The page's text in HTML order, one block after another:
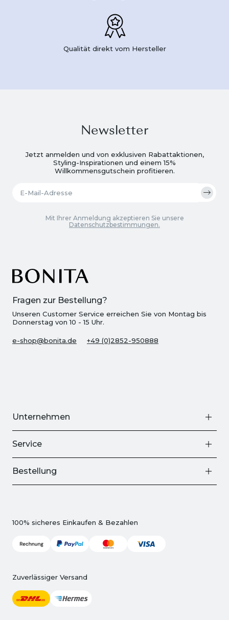
Qualität direkt vom Hersteller
Fragen zur Bestellung?
Unseren Customer Service erreichen Sie von Montag bis
Donnerstag von 10 - 15 Uhr.
e-shop@bonita.de +49 (0)2852-950888
Newsletter
Jetzt anmelden und von exklusiven Rabattaktionen,
Styling-Inspirationen und einem 15%
Willkommensgutschein profitieren.
Mit Ihrer Anmeldung akzeptieren Sie unsere
Datenschutzbestimmungen.
Unternehmen
Service
Bestellung
100% sicheres Einkaufen & Bezahlen
Zuverlässiger Versand